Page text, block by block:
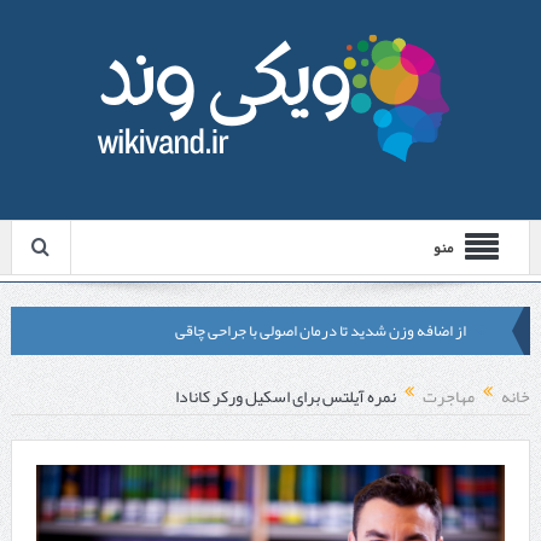
منو
از اضافه وزن شدید تا درمان اصولی با جراحی چاقی
لیزر موهای زائد شاتی یا رولی؟ مقایسه لیزرهای واقعی با شبه‌ لیزر در
مشهد
قبل از تماس با تعمیرکار ماشین ظرفشویی وستینگهاوس این موارد را
بررسی کنید
خانه مهاجرت نمره آیلتس برای اسکیل ورکر کانادا